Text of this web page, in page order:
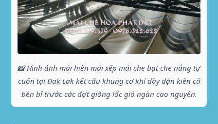
📸 Hình ảnh mái hiên mái xếp mái che bạt che nắng tự
cuốn tại Đak Lak kết cấu khung cơ khí dầy dặn kiên cố
bền bỉ trước các đợt giông lốc gió ngàn cao nguyên.